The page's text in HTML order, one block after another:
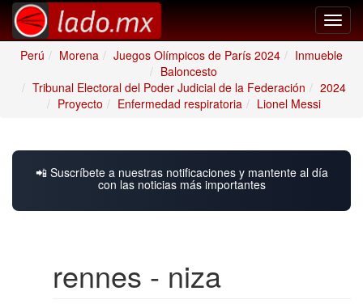
Perú
Morena Juegos Olímpicos de París 2024
Inmueble
Baloncesto
Tribunal Electoral del Poder Judicial de la Federación
2024
Proyecto
Enfermedad respiratoria Lionel Messi
📲 Suscríbete a nuestras notificaciones y mantente al día
con las noticias más importantes
rennes - niza